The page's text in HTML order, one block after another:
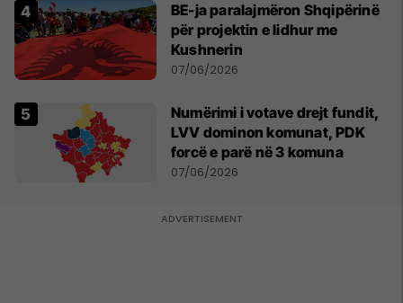
BE-ja paralajmëron Shqipërinë
për projektin e lidhur me
Kushnerin
07/06/2026
Numërimi i votave drejt fundit,
LVV dominon komunat, PDK
forcë e parë në 3 komuna
07/06/2026